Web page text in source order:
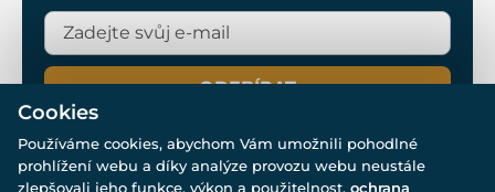
ODEBÍRAT
Cookies
Používáme cookies, abychom Vám umožnili pohodlné
prohlížení webu a díky analýze provozu webu neustále
zlepšovali jeho funkce, výkon a použitelnost. ochrana